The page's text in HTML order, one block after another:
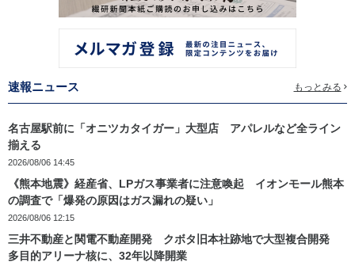
速報ニュース もっとみる
名古屋駅前に「オニツカタイガー」大型店 アパレルなど全ライン
揃える
2026/08/06 14:45
《熊本地震》経産省、LPガス事業者に注意喚起 イオンモール熊本
の調査で「爆発の原因はガス漏れの疑い」
2026/08/06 12:15
三井不動産と関電不動産開発 クボタ旧本社跡地で大型複合開発
多目的アリーナ核に、32年以降開業